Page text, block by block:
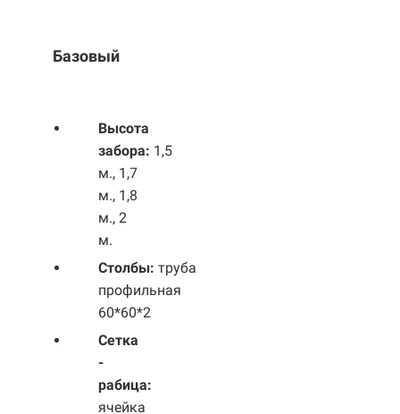
Базовый
Высота
забора: 1,5
м., 1,7
м., 1,8
м., 2
м.
Столбы: труба
профильная
60*60*2
Сетка
-
рабица:
ячейка